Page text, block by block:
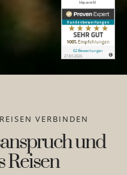
VERBINDEN
und
Reisen